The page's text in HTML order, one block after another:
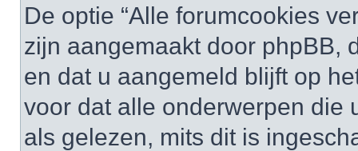
De optie “Alle forumcookies
zijn aangemaakt door phpBB,
en dat u aangemeld blijft op
voor dat alle onderwerpen die
als gelezen, mits dit is